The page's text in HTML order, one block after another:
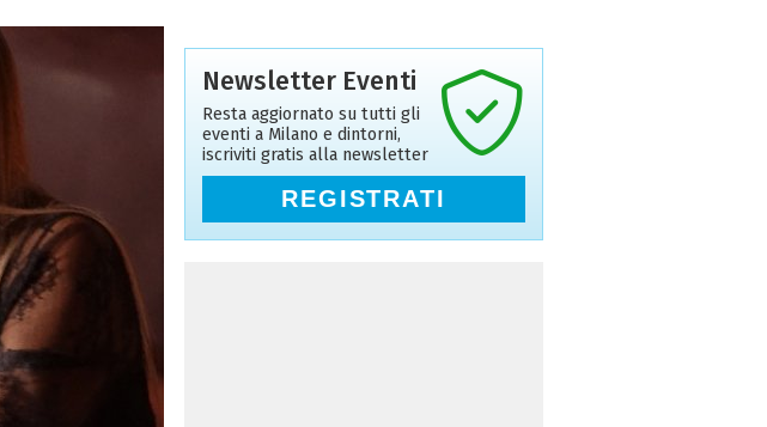
Newsletter Eventi
Resta aggiornato su tutti gli
eventi a Milano e dintorni,
iscriviti gratis alla newsletter
REGISTRATI